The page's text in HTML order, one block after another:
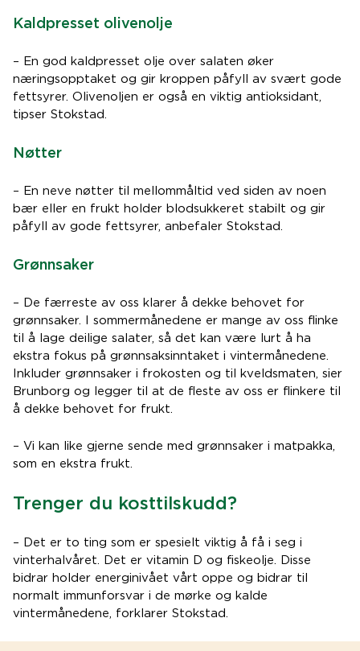
Kaldpresset olivenolje
– En god kaldpresset olje over salaten øker
næringsopptaket og gir kroppen påfyll av svært gode
fettsyrer. Olivenoljen er også en viktig antioksidant,
tipser Stokstad.
Nøtter
– En neve nøtter til mellommåltid ved siden av noen
bær eller en frukt holder blodsukkeret stabilt og gir
påfyll av gode fettsyrer, anbefaler Stokstad.
Grønnsaker
– De færreste av oss klarer å dekke behovet for
grønnsaker. I sommermånedene er mange av oss flinke
til å lage deilige salater, så det kan være lurt å ha
ekstra fokus på grønnsaksinntaket i vintermånedene.
Inkluder grønnsaker i frokosten og til kveldsmaten, sier
Brunborg og legger til at de fleste av oss er flinkere til
å dekke behovet for frukt.
– Vi kan like gjerne sende med grønnsaker i matpakka,
som en ekstra frukt.
Trenger du kosttilskudd?
– Det er to ting som er spesielt viktig å få i seg i
vinterhalvåret. Det er vitamin D og fiskeolje. Disse
bidrar holder energinivået vårt oppe og bidrar til
normalt immunforsvar i de mørke og kalde
vintermånedene, forklarer Stokstad.